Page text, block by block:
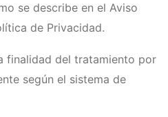
se describe en el Aviso
de Privacidad.
finalidad del tratamiento por
según el sistema de